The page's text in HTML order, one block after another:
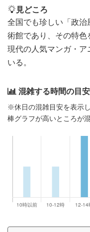
見どころ
全国でも珍しい「政
術館であり、その特色
現代の人気マンガ・
いる。
混雑する時間の目安
※休日の混雑目安を表示し
棒グラフが高いところが